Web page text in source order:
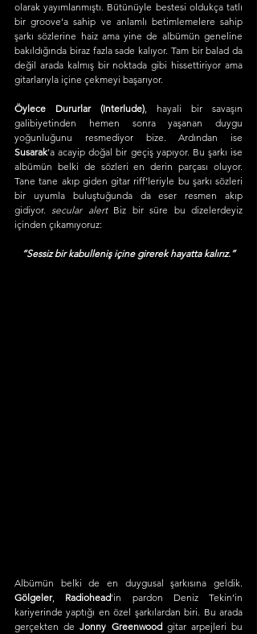
olarak yayımlanmıştı. Bütünüyle bestesi oldukça tatlı
bir groove’a sahip ve anlamlı betimlemelere sahip
şarkı sözlerine haiz ama yine de albümün geneline
bakıldığında biraz fazla sade kalıyor. Tam bir balad da
değil arada kalmış bir noktada gibi hissettiriyor ama
gitarlarıyla içine çekmeyi başarıyor.
Öylece Dururlar (Interlude), hayali bir savaşın
galibiyetinden hemen sonra yaşanan duygu
Susarak’a acayip doğal bir geçiş yapıyor. Bu şarkı ise
albümün belki de sözleri en derin parçası oluyor.
Tane tane akıp giden gitar riff’leriyle bu şarkı sözleri
bir uyumla buluştuğunda da eser resmen akıp
gidiyor. secular alert Biz bir süre bu dizelerdeyiz
içinden çıkamıyoruz:
“Sessiz bir kabulleniş içine girerek hayatta kalırız.”
Gölgeler, Radiohead’in pardon Deniz Tekin’in
kariyerinde yaptığı en özel şarkılardan biri. Bu arada
gerçekten de Jonny Greenwood gitar arpejleri bu